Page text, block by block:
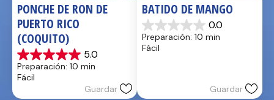
PONCHE DE RON DE
PUERTO RICO
(COQUITO)
5.0
5.0
de
5
Preparación: 10 min
Fácil
Guardar
BATIDO DE MANGO
0.0
0.0
de
5
Preparación: 10 min
Fácil
Guardar